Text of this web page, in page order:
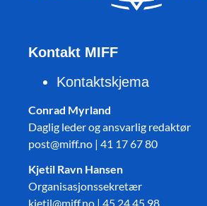
Kontakt MIFF
Kontaktskjema
Conrad Myrland
Daglig leder og ansvarlig redaktør
post@miff.no | 41 17 67 80
Kjetil Ravn Hansen
Organisasjonssekretær
kjetil@miff.no | 45 24 45 98